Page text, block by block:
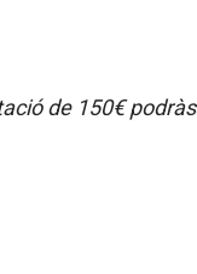
de 150€ podràs